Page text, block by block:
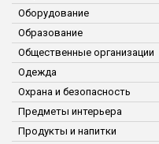
Оборудование
Образование
Общественные организации
Одежда
Охрана и безопасность
Предметы интерьера
Продукты и напитки